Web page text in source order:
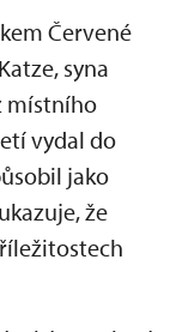
Červené
syna
místního
vydal do
jako
že